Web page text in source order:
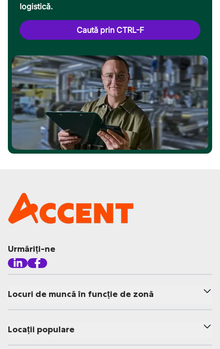
logistică.
Caută prin CTRL-F
Urmăriți-ne
Locuri de muncă în funcție de zonă
Locații populare